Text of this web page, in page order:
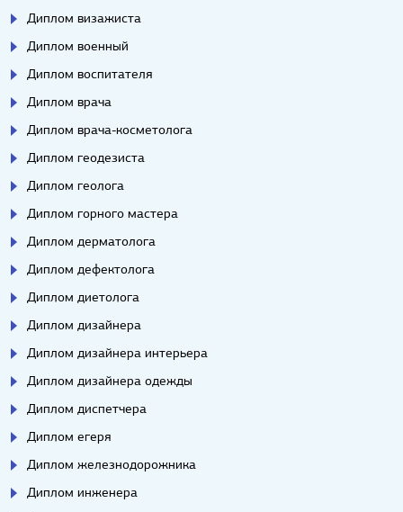
Диплом визажиста
Диплом военный
Диплом воспитателя
Диплом врача
Диплом врача-косметолога
Диплом геодезиста
Диплом геолога
Диплом горного мастера
Диплом дерматолога
Диплом дефектолога
Диплом диетолога
Диплом дизайнера
Диплом дизайнера интерьера
Диплом дизайнера одежды
Диплом диспетчера
Диплом егеря
Диплом железнодорожника
Диплом инженера